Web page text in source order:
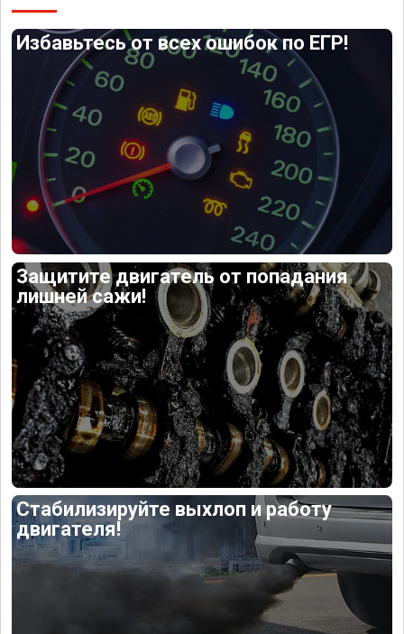
Избавьтесь от всех ошибок по ЕГР!
Защитите двигатель от попадания
лишней сажи!
Стабилизируйте выхлоп и работу
двигателя!